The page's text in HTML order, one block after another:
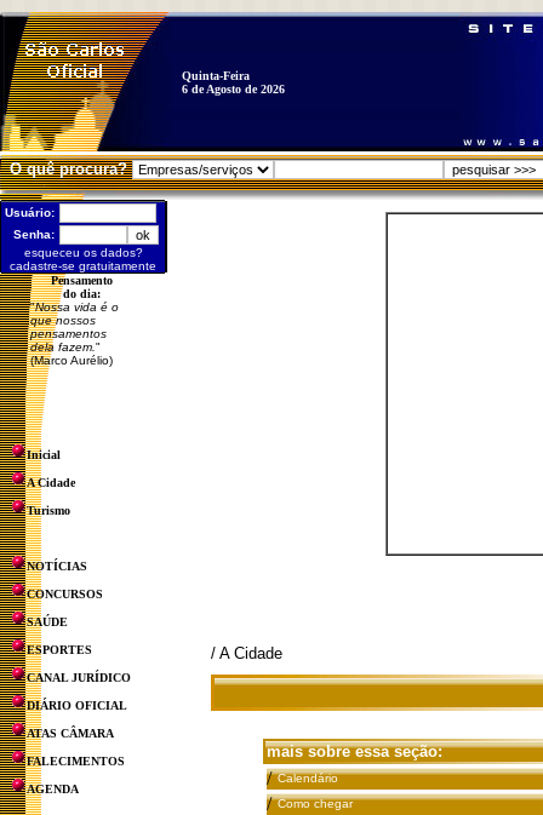
Quinta-Feira
6 de Agosto de 2026
O quê procura?
Usuário:
Senha:
esqueceu os dados?
cadastre-se gratuitamente
Pensamento
do dia:
"Nossa vida é o
que nossos
pensamentos
dela fazem. "
(Marco Aurélio)
Inicial
A Cidade
Turismo
NOTÍCIAS
CONCURSOS
SAÚDE
ESPORTES
CANAL JURÍDICO
DIÁRIO OFICIAL
ATAS CÂMARA
FALECIMENTOS
AGENDA
/ A Cidade
mais sobre essa seção:
/ Calendário
/ Como chegar